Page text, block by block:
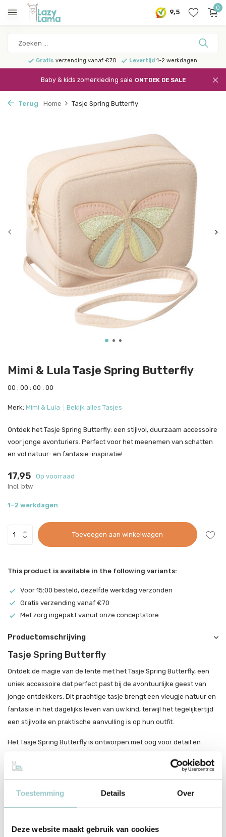
Toestemming Details Over
Deze website maakt gebruik van cookies
9,5
0
Gratis verzending vanaf €70 Levertijd1-2 werkdagen
Baby & kids zomerkleding sale ONTDEK DE SALE
Terug Home Tasje Spring Butterfly
Mimi & Lula Tasje Spring Butterfly
00 : 00 : 00 : 00
Merk: Mimi & Lula Bekijk alles Tasjes
Ontdek het Tasje Spring Butterfly: een stijlvol, duurzaam accessoire
voor jonge avonturiers. Perfect voor het meenemen van schatten
en vol natuur- en fantasie-inspiratie!
17,95
Op voorraad
Incl. btw
1-2 werkdagen
Toevoegen aan winkelwagen
This product is available in the following variants:
Voor 15:00 besteld, dezelfde werkdag verzonden
Gratis verzending vanaf €70
Met zorg ingepakt vanuit onze conceptstore
Productomschrijving
Tasje Spring Butterfly
Ontdek de magie van de lente met het Tasje Spring Butterfly, een
uniek accessoire dat perfect past bij de avontuurlijke geest van
jonge ontdekkers. Dit prachtige tasje brengt een vleugje natuur en
fantasie in het dagelijks leven van uw kind, terwijl het tegelijkertijd
een stijlvolle en praktische aanvulling is op hun outfit.
Het Tasje Spring Butterfly is ontworpen met oog voor detail en
elegante ontwerp, geïnspireerd door de sierlijke bewegingen van
vlinders, maakt het een echte blikvanger. Dankzij de handige
grootte en het comfortabele draagkoord is dit tasje ideaal voor
zowel speciale gelegenheden als dagelijks gebruik. Uw kind kan
om hen heen ontdekken.